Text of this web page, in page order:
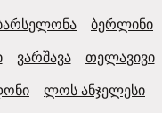
ბერლინი
ვარშავა
თელავივი
ლოს ანჯელესი